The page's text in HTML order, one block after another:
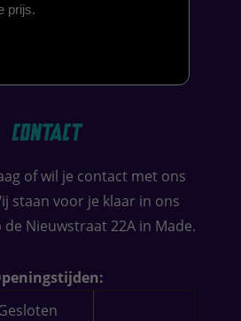
prijs.
Contact
of wil je contact met ons
staan voor je klaar in ons
Nieuwstraat 22A in Made.